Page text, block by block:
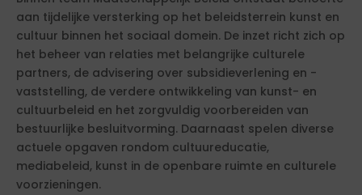
aan tijdelijke versterking op het beleidsterrein kunst en
cultuur binnen het sociaal domein. De inzet richt zich op
het beheer van relaties met belangrijke culturele
partners, de advisering over subsidieverlening en -
vaststelling, de verdere ontwikkeling van kunst- en
cultuurbeleid en het zorgvuldig voorbereiden van
bestuurlijke besluitvorming. Daarnaast spelen diverse
actuele opgaven rondom cultuureducatie,
mediabeleid, kunst in de openbare ruimte en culturele
voorzieningen.